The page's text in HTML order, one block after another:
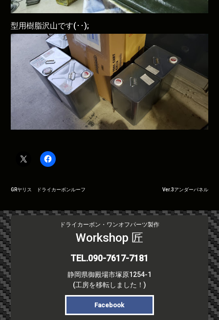
型用樹脂沢山です(･･);
投
ナ
ビ
ゲ
ー
シ
ョ
ン
GRヤリス ドライカーボンルーフ Ver.3アンダーパネル
ドライカーボン・ワンオフパーツ製作
Workshop 匠
TEL.090-7617-7181
静岡県御殿場市塚原1254-1
(工房を移転しました！)
Facebook